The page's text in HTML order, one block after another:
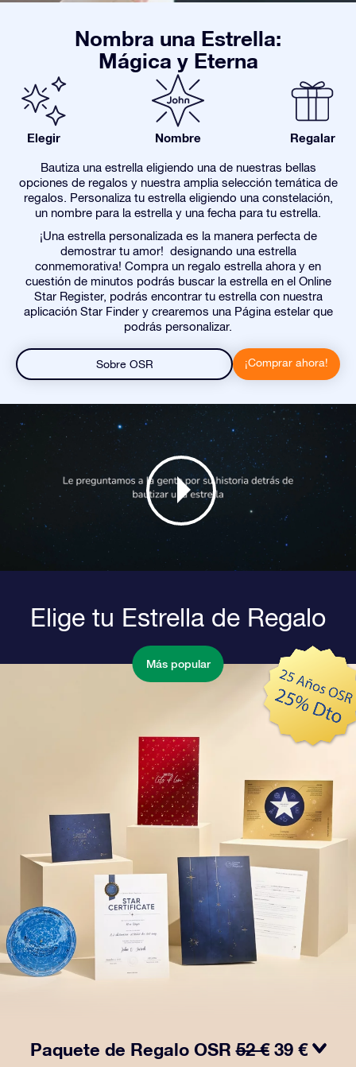
Nombra una Estrella:
Mágica y Eterna
Elegir Nombre Regalar
Bautiza una estrella eligiendo una de nuestras bellas
opciones de regalos y nuestra amplia selección temática de
regalos. Personaliza tu estrella eligiendo una constelación,
un nombre para la estrella y una fecha para tu estrella.
¡Una estrella personalizada es la manera perfecta de
demostrar tu amor! designando una estrella
conmemorativa! Compra un regalo estrella ahora y en
cuestión de minutos podrás buscar la estrella en el Online
Star Register, podrás encontrar tu estrella con nuestra
aplicación Star Finder y crearemos una Página estelar que
podrás personalizar.
Sobre OSR ¡Comprar ahora!
Elige tu Estrella de Regalo
Más popular
Paquete de Regalo OSR52 € 39 €